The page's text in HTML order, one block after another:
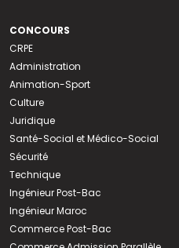
CONCOURS
CRPE
Administration
Animation-Sport
Culture
Juridique
Santé-Social et Médico-Social
Sécurité
Technique
Ingénieur Post-Bac
Ingénieur Maroc
Commerce Post-Bac